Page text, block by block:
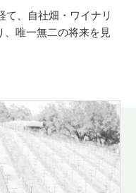
て、自社畑・ワイナリ
、唯一無二の将来を見